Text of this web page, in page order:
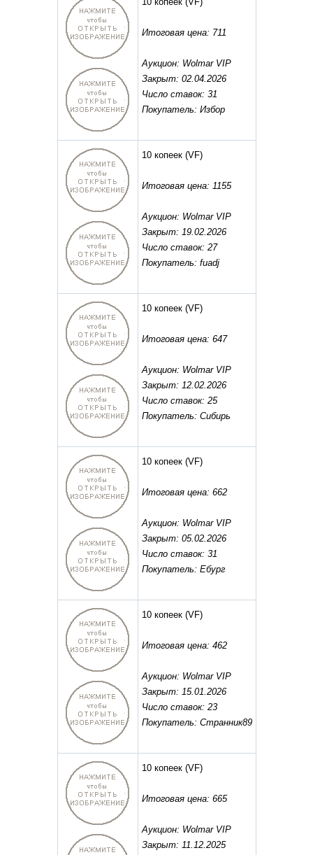
Итоговая цена: 711
Аукцион: Wolmar VIP
Закрыт: 02.04.2026
Число ставок: 31
Покупатель: Избор
10 копеек(VF)
Итоговая цена: 1155
Аукцион: Wolmar VIP
Закрыт: 19.02.2026
Число ставок: 27
Покупатель: fuadj
10 копеек(VF)
Итоговая цена: 647
Аукцион: Wolmar VIP
Закрыт: 12.02.2026
Число ставок: 25
Покупатель: Сибирь
10 копеек(VF)
Итоговая цена: 662
Аукцион: Wolmar VIP
Закрыт: 05.02.2026
Число ставок: 31
Покупатель: Ебург
10 копеек(VF)
Итоговая цена: 462
Аукцион: Wolmar VIP
Закрыт: 15.01.2026
Число ставок: 23
Покупатель: Странник89
10 копеек(VF)
Итоговая цена: 665
Аукцион: Wolmar VIP
Закрыт: 11.12.2025